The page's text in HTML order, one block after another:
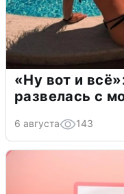
«Ну вот и
развелась с
6 августа 143